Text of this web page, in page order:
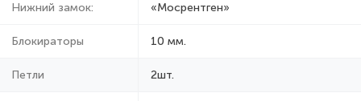
Нижний замок: «Мосрентген»
Блокираторы 10 мм.
Петли 2шт.